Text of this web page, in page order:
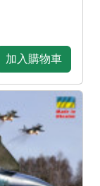
加入購物車